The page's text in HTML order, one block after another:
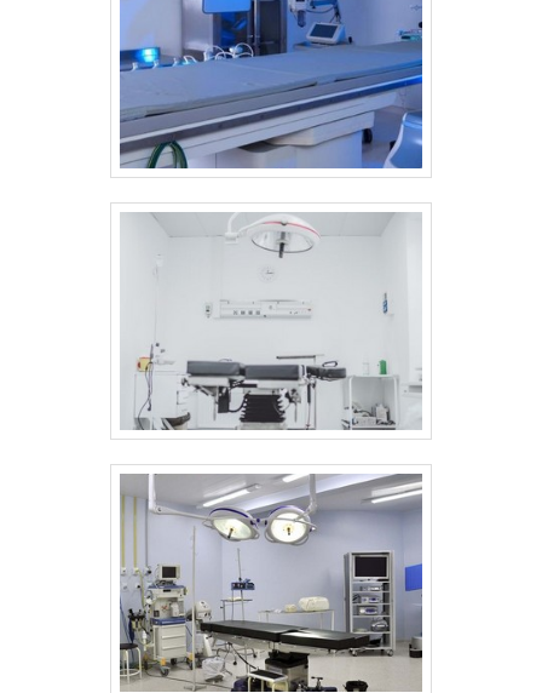
essência de trazer o melhor para todos os
clientes. Saiba mais informações solicitando
um orçamento sem compromisso! .